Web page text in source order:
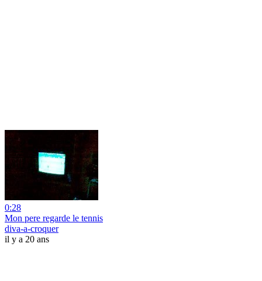
0:28
Mon pere regarde le tennis
diva-a-croquer
il y a 20 ans